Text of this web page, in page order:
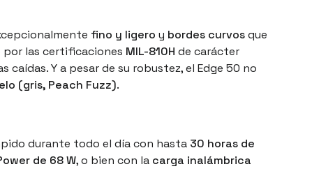
fino y ligero y bordes curvosque
por las certificaciones MIL-810H de carácter
caídas. Y a pesar de su robustez, el Edge 50 no
(gris, Peach Fuzz).
durante todo el día con hasta 30 horas de
de 68 W, o bien con la carga inalámbrica